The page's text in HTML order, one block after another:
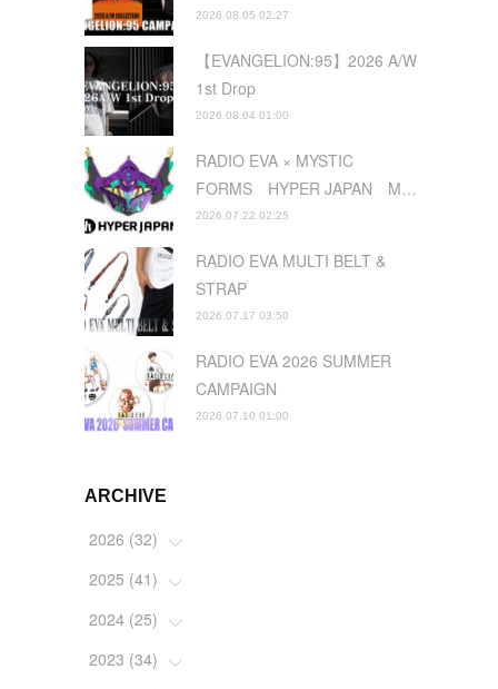
2026.08.05 02:27
【EVANGELION:95】2026 A/W
1st Drop
2026.08.04 01:00
RADIO EVA × MYSTIC
FORMS HYPER JAPAN M…
2026.07.22 02:25
RADIO EVA MULTI BELT &
STRAP
2026.07.17 03:50
RADIO EVA 2026 SUMMER
CAMPAIGN
2026.07.10 01:00
ARCHIVE
2026 (32)
(2)
(4)
(2)
2025 (41)
(5)
(4)
2024 (25)
(1)
2023 (34)